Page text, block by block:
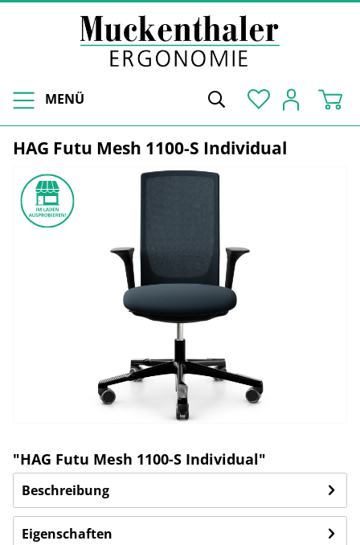
MENÜ
HAG Futu Mesh 1100-S Individual
"HAG Futu Mesh 1100-S Individual"
Beschreibung
Eigenschaften